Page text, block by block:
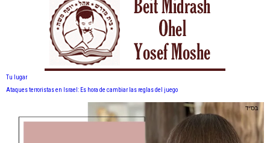
Tu lugar
Ataques terroristas en Israel: Es hora de cambiar las reglas del juego